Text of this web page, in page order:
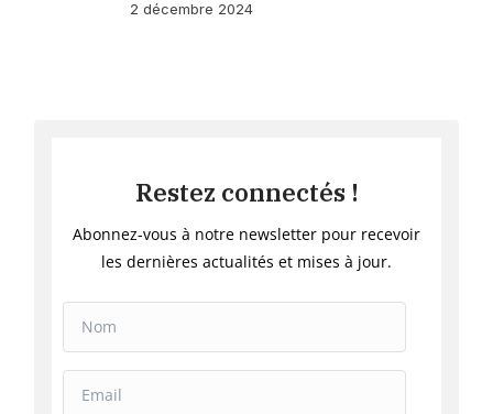
2 décembre 2024
Restez connectés !
Abonnez-vous à notre newsletter pour recevoir
les dernières actualités et mises à jour.